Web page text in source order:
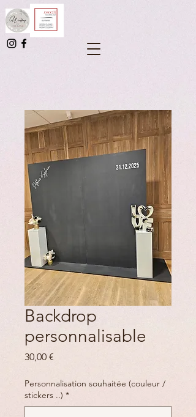
Backdrop
personnalisable
30,00 €
Personnalisation souhaitée (couleur /
stickers ..) *